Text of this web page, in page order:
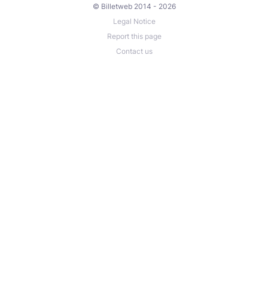
© Billetweb 2014 - 2026
Legal Notice
Report this page
Contact us